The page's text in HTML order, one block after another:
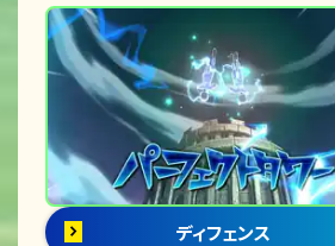
ディフェンス